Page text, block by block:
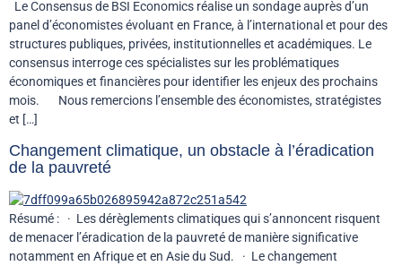
Le Consensus de BSI Economics réalise un sondage auprès d’un
panel d’économistes évoluant en France, à l’international et pour des
structures publiques, privées, institutionnelles et académiques. Le
consensus interroge ces spécialistes sur les problématiques
économiques et financières pour identifier les enjeux des prochains
mois. Nous remercions l’ensemble des économistes, stratégistes
et […]
Changement climatique, un obstacle à l’éradication
de la pauvreté
Résumé : · Les dérèglements climatiques qui s’annoncent risquent
de menacer l’éradication de la pauvreté de manière significative
notamment en Afrique et en Asie du Sud. · Le changement